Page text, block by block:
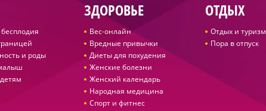
и роды
ЗДОРОВЬЕ
Вес-онлайн
Вредные привычки
Диеты для похудения
Женские болезни
Женский календарь
Народная медицина
Спорт и фитнес
ОТДЫХ
Отдых и туризм
Пора в отпуск